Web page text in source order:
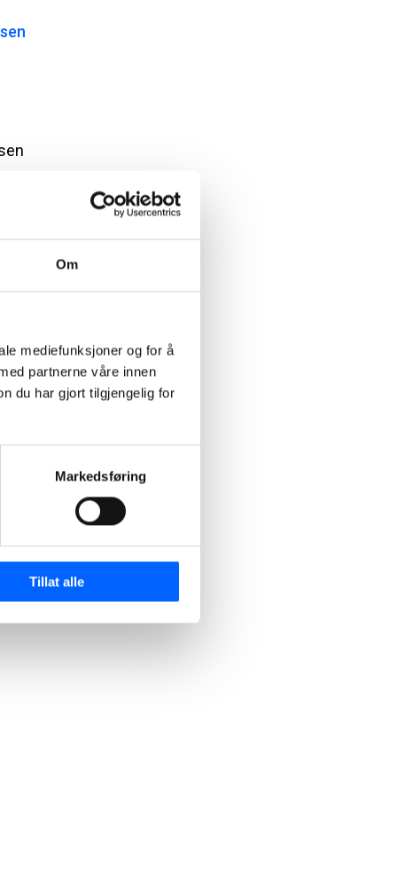
Om
mediefunksjoner og for å
partnerne våre innen
du har gjort tilgjengelig for
Markedsføring
Tillat alle